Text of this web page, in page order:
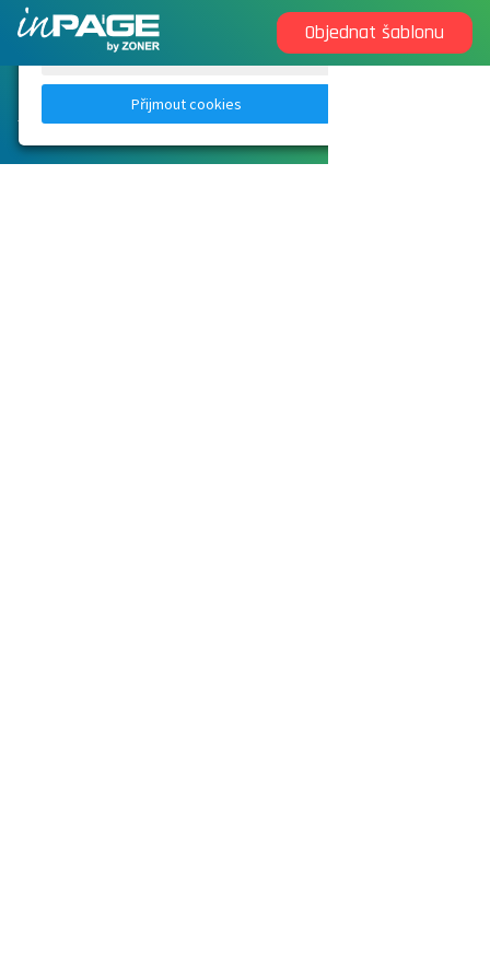
Objednat šablonu